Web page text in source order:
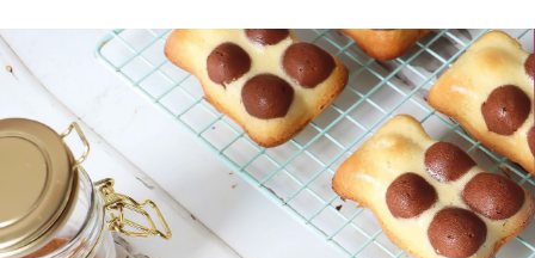
1702 kJ - 402 kcal / matières grasses : 7 g - dont acides gras
saturés : 4 g / glucides : 85 g - dont sucres : 80 g / protéines
: 0,2 g / sel : 0,2 g
Allergènes: Peut contenir des traces d'½ufs, lait, fruits à
coques et dérivés
Sans Gluten et Sans OGM
Conserver le reste de la pâte dans un film alimentaire mis
dans une boîte hermétique